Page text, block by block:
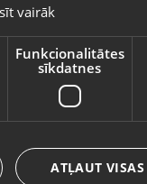
vairāk
Funkcionalitātes
sīkdatnes
ATĻAUT